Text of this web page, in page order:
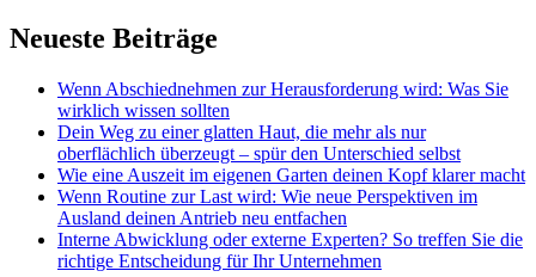
Neueste Beiträge
Wenn Abschiednehmen zur Herausforderung wird: Was Sie
wirklich wissen sollten
Dein Weg zu einer glatten Haut, die mehr als nur
oberflächlich überzeugt – spür den Unterschied selbst
Wie eine Auszeit im eigenen Garten deinen Kopf klarer macht
Wenn Routine zur Last wird: Wie neue Perspektiven im
Ausland deinen Antrieb neu entfachen
Interne Abwicklung oder externe Experten? So treffen Sie die
richtige Entscheidung für Ihr Unternehmen